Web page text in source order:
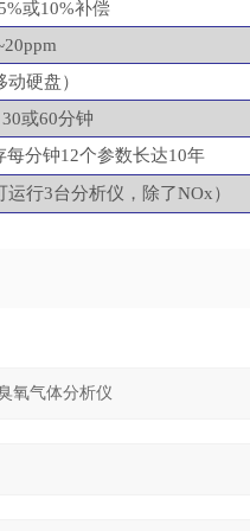
或10%补偿
硬盘）
或60分钟
每分钟12个参数长达10年
运行3台分析仪，除了NOx）